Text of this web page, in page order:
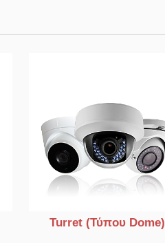
Turret (Τύπου Dome)